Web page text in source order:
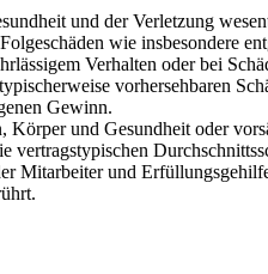
und der Verletzung
wie insbesondere
Verhalten oder bei
vorhersehbaren
Gewinn.
und Gesundheit oder
Mitarbeiter und